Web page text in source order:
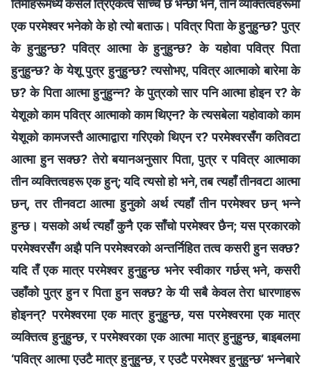
तिमीहरूमध्ये कसैले त्रिएकत्व साँच्चै छ भन्छौ भने, तीन व्यक्तित्वहरूमा
एक परमेश्‍वर भनेको के हो त्यो बताऊ। पवित्र पिता के हुनुहुन्छ? पुत्र
के हुनुहुन्छ? पवित्र आत्मा के हुनुहुन्छ? के यहोवा पवित्र पिता
हुनुहुन्छ? के येशू पुत्र हुनुहुन्छ? त्यसोभए, पवित्र आत्माको बारेमा के
छ? के पिता आत्मा हुनुहुन्न? के पुत्रको सार पनि आत्मा होइन र? के
येशूको काम पवित्र आत्माको काम थिएन? के त्यसबेला यहोवाको काम
येशूको कामजस्तै आत्माद्वारा गरिएको थिएन र? परमेश्‍वरसँग कतिवटा
आत्मा हुन सक्छ? तेरो बयानअनुसार पिता, पुत्र र पवित्र आत्माका
तीन व्यक्तित्वहरू एक हुन्; यदि त्यसो हो भने, तब त्यहाँ तीनवटा आत्मा
छन्, तर तीनवटा आत्मा हुनुको अर्थ त्यहाँ तीन परमेश्‍वर छन् भन्ने
हुन्छ। यसको अर्थ त्यहाँ कुनै एक साँचो परमेश्‍वर छैन; यस प्रकारको
परमेश्‍वरसँग अझै पनि परमेश्‍वरको अन्तर्निहित तत्व कसरी हुन सक्छ?
यदि तँ एक मात्र परमेश्‍वर हुनुहुन्छ भनेर स्वीकार गर्छस् भने, कसरी
उहाँको पुत्र हुन र पिता हुन सक्छ? के यी सबै केवल तेरा धारणाहरू
होइनन्? परमेश्‍वरमा एक मात्र हुनुहुन्छ, यस परमेश्‍वरमा एक मात्र
व्यक्तित्व हुनुहुन्छ, र परमेश्‍वरका एक आत्मा मात्र हुनुहुन्छ, बाइबलमा
‘पवित्र आत्मा एउटै मात्र हुनुहुन्छ, र एउटै परमेश्‍वर हुनुहुन्छ’ भन्नेबारे